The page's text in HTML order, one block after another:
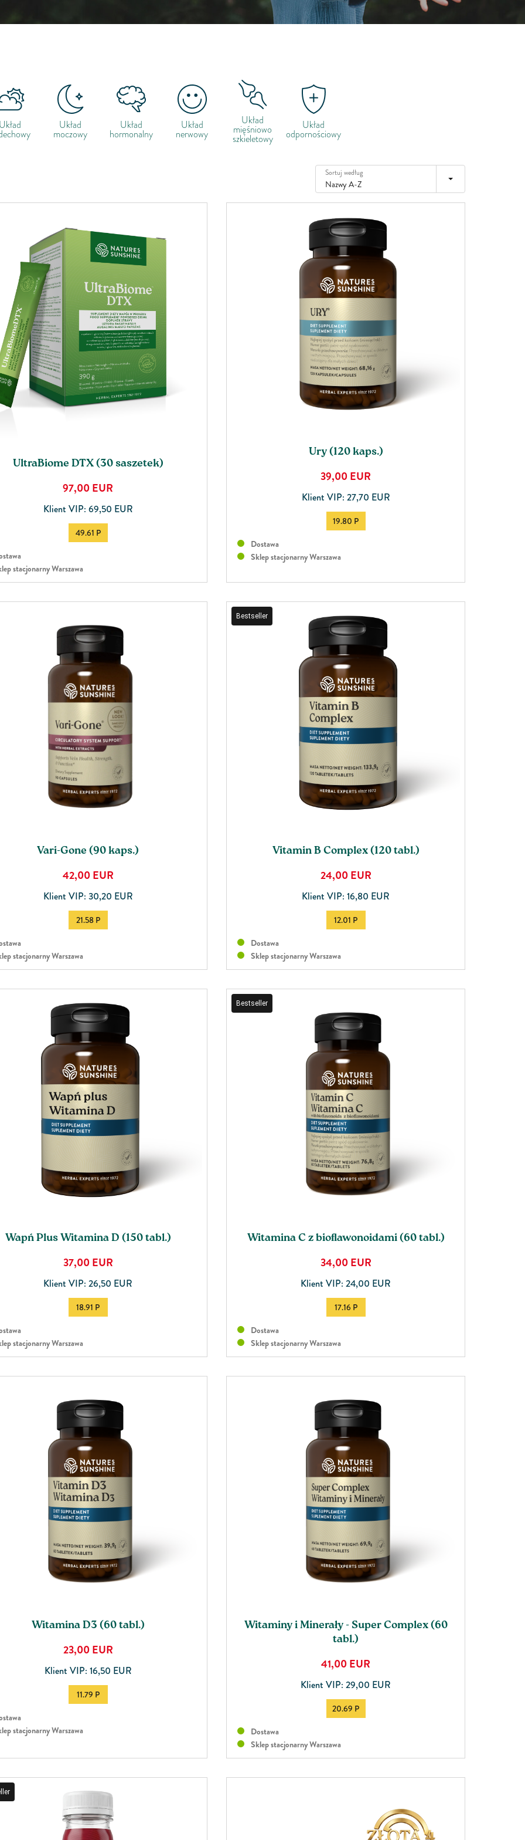
Irlandia
Luksemburg
Niderlandy
Poland
United Kingdom
Układ Układ
moczowy
Układ
hormonalny
Układ
nerwowy
Układ
mięśniowo
szkieletowy
Układ
odpornościowy
Sortuj według
Nazwy A-Z
UltraBiome DTX (30 saszetek)
97,00EUR
Klient VIP: 69,50 EUR
49.61 P
stacjonarny Warszawa
Ury (120 kaps.)
39,00EUR
Klient VIP: 27,70 EUR
19.80 P
Dostawa
Sklep stacjonarny Warszawa
Vari-Gone (90 kaps.)
42,00 EUR
Klient VIP: 30,20 EUR
21.58 P
stacjonarny Warszawa
Bestseller
Vitamin B Complex (120 tabl.)
24,00 EUR
Klient VIP: 16,80 EUR
12.01 P
Dostawa
Sklep stacjonarny Warszawa
Wapń Plus Witamina D (150 tabl.)
37,00 EUR
Klient VIP: 26,50 EUR
18.91 P
stacjonarny Warszawa
Bestseller
Witamina C z bioﬂawonoidami (60 tabl.)
34,00 EUR
Klient VIP: 24,00 EUR
17.16 P
Dostawa
Sklep stacjonarny Warszawa
Witamina D3 (60 tabl.)
23,00 EUR
Klient VIP: 16,50 EUR
11.79 P
stacjonarny Warszawa
Witaminy i Minerały - Super Complex (60
tabl.)
41,00EUR
Klient VIP: 29,00 EUR
20.69 P
Dostawa
Sklep stacjonarny Warszawa